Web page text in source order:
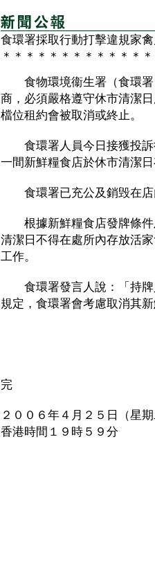
食環署採取行動打擊違規家
＊＊＊＊＊＊＊＊＊＊＊＊
食物環境衞生署（食環署
商，必須嚴格遵守休市清潔
檔位租約會被取消或終止。
食環署人員今日接獲投訴
一間新鮮糧食店於休市清潔
食環署已充公及銷毁在店
根據新鮮糧食店發牌條件
清潔日不得在處所內存放活
工作。
食環署發言人說：「持牌
規定，食環署會考慮取消其
完
２００６年４月２５日（星
香港時間１９時５９分